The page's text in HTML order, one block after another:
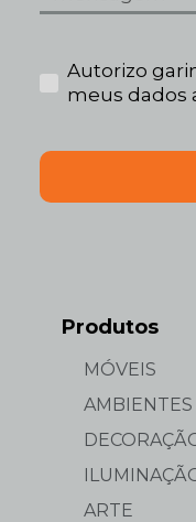
Autorizo
meus dados
Produtos
MÓVEIS
AMBIENTES
ARTE